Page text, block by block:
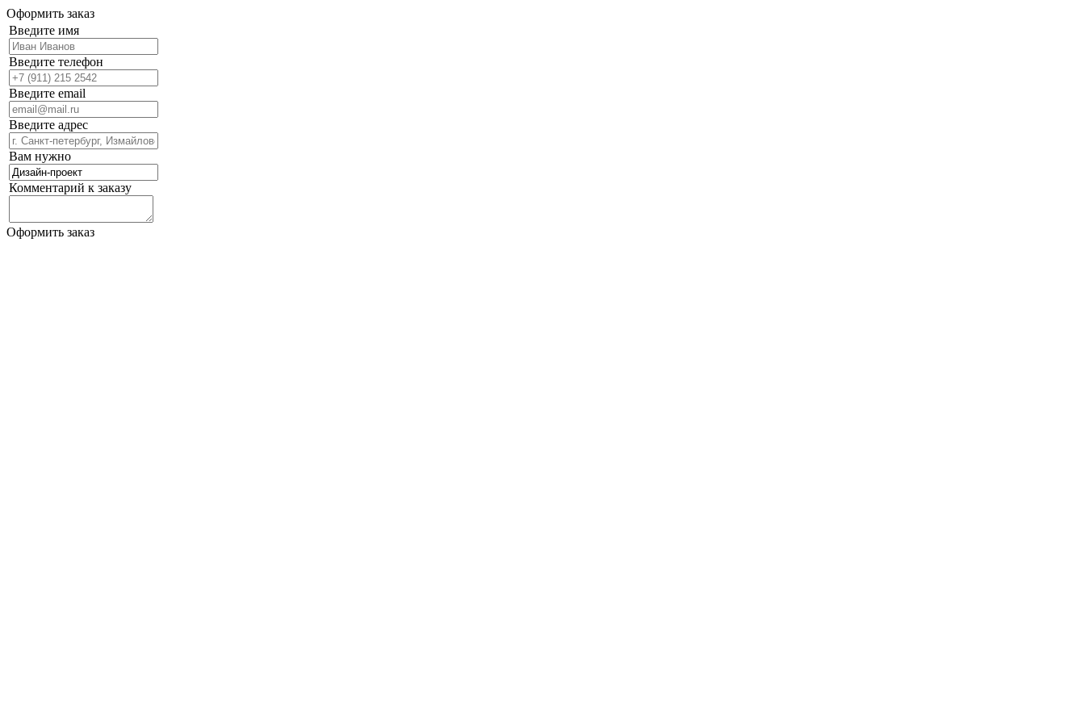
Оформить заказ
Введите имя
Введите телефон
Введите email
Введите адрес
Вам нужно
Комментарий к заказу
Оформить заказ